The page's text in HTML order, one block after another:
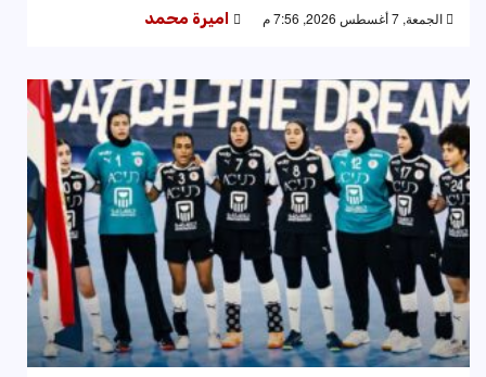
الجمعة, 7 أغسطس 2026, 7:56 م اميرة محمد